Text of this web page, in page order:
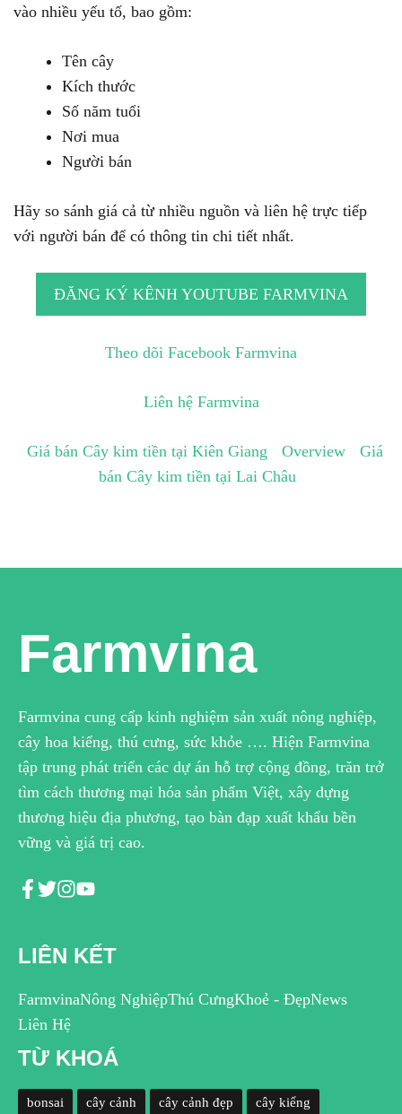
vào nhiều yếu tố, bao gồm:
Tên cây
Kích thước
Số năm tuổi
Nơi mua
Người bán
Hãy so sánh giá cả từ nhiều nguồn và liên hệ trực tiếp
với người bán để có thông tin chi tiết nhất.
ĐĂNG KÝ KÊNH YOUTUBE FARMVINA
Theo dõi Facebook Farmvina
Liên hệ Farmvina
Giá bán Cây kim tiền tại Kiên Giang Overview
Giá
bán Cây kim tiền tại Lai Châu
Farmvina
Farmvina cung cấp kinh nghiệm sản xuất nông nghiệp,
cây hoa kiểng, thú cưng, sức khỏe …. Hiện Farmvina
tập trung phát triển các dự án hỗ trợ cộng đồng, trăn trở
tìm cách thương mại hóa sản phẩm Việt, xây dựng
thương hiệu địa phương, tạo bàn đạp xuất khẩu bền
vững và giá trị cao.
LIÊN KẾT
FarmvinaNông NghiệpThú CưngKhoẻ - ĐẹpNews
Liên Hệ
TỪ KHOÁ
bonsai cây cảnh cây cảnh đẹp cây kiểng